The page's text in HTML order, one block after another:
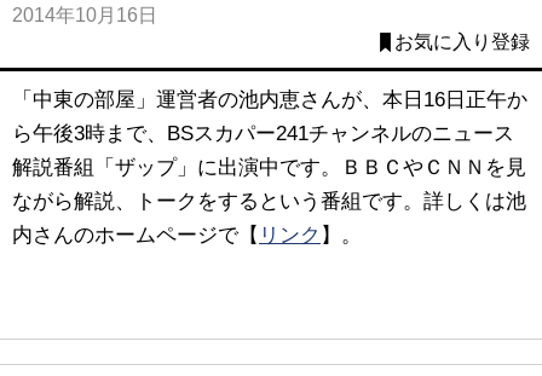
2014年10月16日
お気に入り登録
「中東の部屋」運営者の池内恵さんが、本日16日正午か
ら午後3時まで、BSスカパー241チャンネルのニュース
解説番組「ザップ」に出演中です。ＢＢＣやＣＮＮを見
ながら解説、トークをするという番組です。詳しくは池
内さんのホームページで【 リンク 】。